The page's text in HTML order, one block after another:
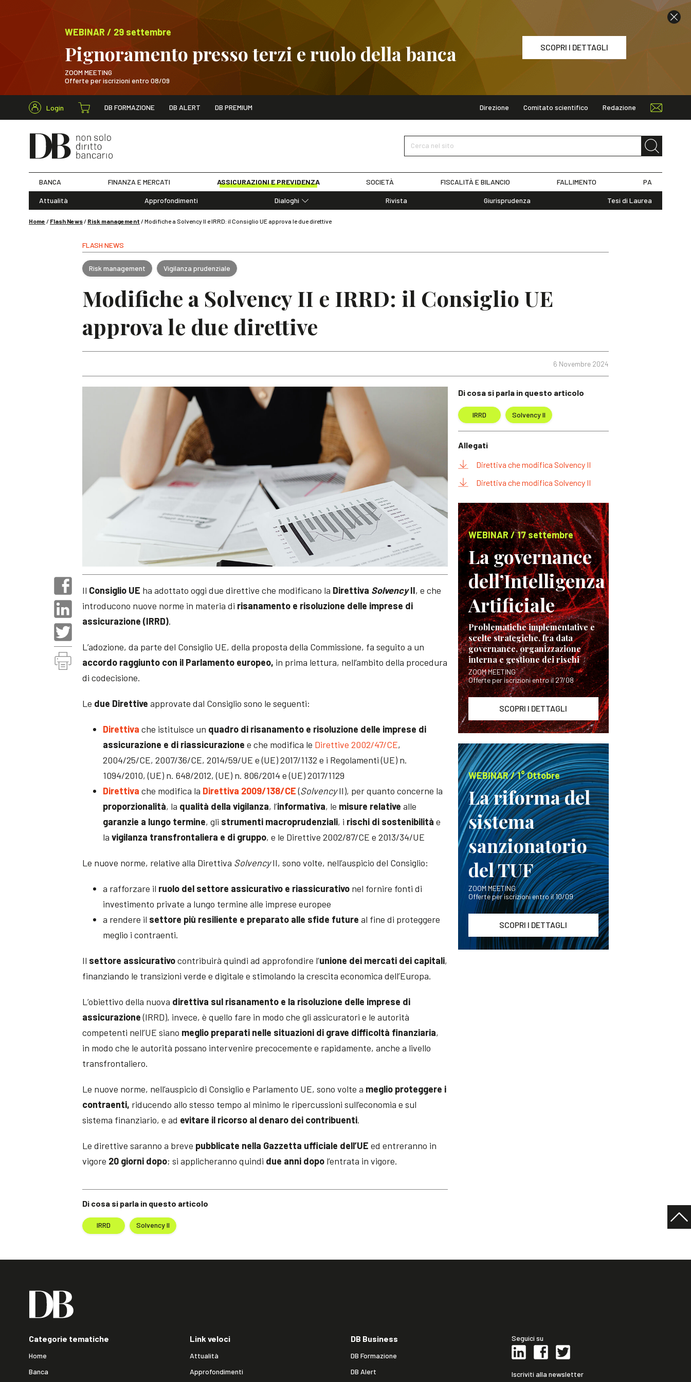
WEBINAR / 29 settembre
Pignoramento presso terzi e ruolo della banca
ZOOM MEETING
Offerte per iscrizioni entro 08/09
SCOPRI I DETTAGLI
WEBINAR / 29 settembre SCOPRI I DETTAGLI
Login DB FORMAZIONE DB ALERT DB PREMIUM Direzione Comitato scientifico Redazione
Cerca nel sito
Cerca nel sito
BANCA FINANZA E MERCATI ASSICURAZIONI E PREVIDENZA SOCIETÀ FISCALITÀ E BILANCIO FALLIMENTO PA
Attualità Approfondimenti
Dialoghi
Rivista Giurisprudenza Tesi di Laurea
Home / Flash News/ Risk management /Modifiche a Solvency II e IRRD: il Consiglio UE approva le due direttive
FLASH NEWS
Risk management Vigilanza prudenziale
Modifiche a Solvency II e IRRD: il Consiglio UE
approva le due direttive
6 Novembre 2024
Di cosa si parla in questo articolo
IRRD Solvency II
Il Consiglio UE ha adottato oggi due direttive che modificano la Direttiva SolvencyII, e che
introducono nuove norme in materia di risanamento e risoluzione delle imprese di
assicurazione (IRRD).
L’adozione, da parte del Consiglio UE, della proposta della Commissione, fa seguito a un
accordo raggiunto con il Parlamento europeo, in prima lettura, nell’ambito della procedura
di codecisione.
Le due Direttive approvate dal Consiglio sono le seguenti:
Direttiva che istituisce un quadro di risanamento e risoluzione delle imprese di
assicurazione e di riassicurazione e che modifica le Direttive 2002/47/CE,
2004/25/CE, 2007/36/CE, 2014/59/UE e (UE) 2017/1132 e i Regolamenti (UE) n.
1094/2010, (UE) n. 648/2012, (UE) n. 806/2014 e (UE) 2017/1129
Direttiva che modifica la Direttiva 2009/138/CE(SolvencyII), per quanto concerne la
proporzionalità, la qualità della vigilanza, l’informativa, le misure relativealle
garanzie a lungo termine, gli strumenti macroprudenziali, i rischi di sostenibilitàe
lavigilanza transfrontaliera e di gruppo, e le Direttive 2002/87/CE e 2013/34/UE
Le nuove norme, relative alla Direttiva SolvencyII, sono volte, nell’auspicio del Consiglio:
a rafforzare il ruolo del settore assicurativo e riassicurativo nel fornire fonti di
investimento private a lungo termine alle imprese europee
a rendere il settore più resiliente e preparato alle sfide future al fine di proteggere
meglio i contraenti.
Il settore assicurativocontribuirà quindi ad approfondire l’unione dei mercati dei capitali,
finanziando le transizioni verde e digitale e stimolando la crescita economica dell’Europa.
L’obiettivo della nuova direttiva sul risanamento e la risoluzione delle imprese di
assicurazione(IRRD), invece, è quello fare in modo che gli assicuratori e le autorità
competenti nell’UE siano meglio preparati nelle situazioni di grave difficoltà finanziaria,
in modo che le autorità possano intervenire precocemente e rapidamente, anche a livello
transfrontaliero.
Le nuove norme, nell’auspicio di Consiglio e Parlamento UE, sono volte a meglio proteggere i
contraenti, riducendo allo stesso tempo al minimo le ripercussioni sull’economia e sul
sistema finanziario, e ad evitare il ricorso al denaro dei contribuenti.
Le direttive saranno a breve pubblicate nella Gazzetta ufficiale dell’UE ed entreranno in
vigore 20 giorni dopo; si applicheranno quindi due anni dopo l’entrata in vigore.
Di cosa si parla in questo articolo
IRRD Solvency II
Allegati
Direttiva che modifica Solvency II
Direttiva che modifica Solvency II
WEBINAR / 17 settembre
La governance
dell’Intelligenza
Artificiale
Problematiche implementative e
scelte strategiche, fra data
governance, organizzazione
interna e gestione dei rischi
ZOOM MEETING
Offerte per iscrizioni entro il 27/08
SCOPRI I DETTAGLI
WEBINAR / 1° Ottobre
La riforma del
sistema
sanzionatorio
del TUF
ZOOM MEETING
Offerte per iscrizioni entro il 10/09
SCOPRI I DETTAGLI
Categorie tematiche
Home
Banca
Link veloci
Attualità
Approfondimenti
DB Business
DB Formazione
DB Alert
Seguici su
Iscriviti alla newsletter